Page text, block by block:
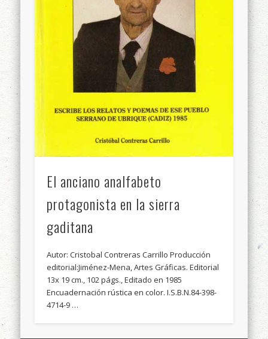
El anciano analfabeto
protagonista en la sierra
gaditana
Autor: Cristobal Contreras Carrillo Producción
editorial:Jiménez-Mena, Artes Gráficas. Editorial
13x 19 cm., 102 págs., Editado en 1985
Encuadernación rústica en color. I.S.B.N.84-398-
4714-9 …